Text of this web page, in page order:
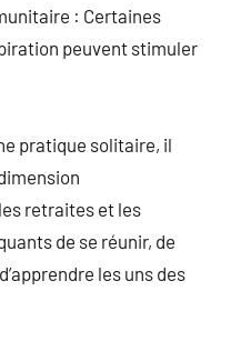
: Certaines
peuvent stimuler
pratique solitaire, il
retraites et les
de se réunir, de
les uns des